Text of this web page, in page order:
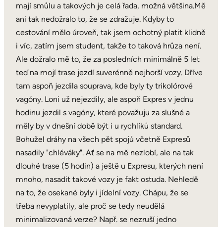
mají smůlu a takových je celá řada, možná většina.Mě
ani tak nedožralo to, že se zdražuje. Kdyby to
cestování mělo úroveň, tak jsem ochotný platit klidně
i víc, zatím jsem student, takže to taková hrůza není.
Ale dožralo mě to, že za posledních minimálně 5 let
teď na mojí trase jezdí suverénně nejhorší vozy. Dříve
tam aspoň jezdila souprava, kde byly ty trikolórové
vagóny. Loni už nejezdily, ale aspoň Expres v jednu
hodinu jezdil s vagóny, které považuju za slušné a
měly by v dnešní době být i u rychlíků standard.
Bohužel dráhy na všech pět spojů včetně Expresů
nasadily "chléváky". Ať se na mě nezlobí, ale na tak
dlouhé trase (5 hodin) a ještě u Expresu, kterých není
mnoho, nasadit takové vozy je fakt ostuda. Nehledě
na to, že osekané byly i jídelní vozy. Chápu, že se
třeba nevyplatily, ale proč se tedy neudělá
minimalizovaná verze? Např. se nezruší jedno